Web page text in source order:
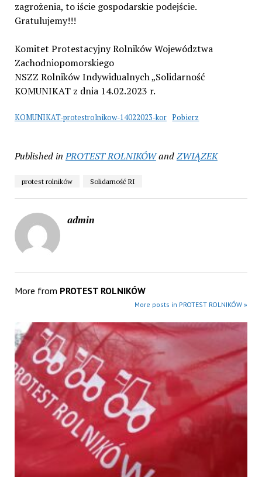
zagrożenia, to iście gospodarskie podejście.
Gratulujemy!!!
Komitet Protestacyjny Rolników Województwa
Zachodniopomorskiego
NSZZ Rolników Indywidualnych „Solidarność
KOMUNIKAT z dnia 14.02.2023 r.
KOMUNIKAT-protestrolnikow-14022023-kor Pobierz
Published in PROTEST ROLNIKÓWandZWIĄZEK
protest rolników Solidarność RI
admin
More from PROTEST ROLNIKÓW
More posts in PROTEST ROLNIKÓW »